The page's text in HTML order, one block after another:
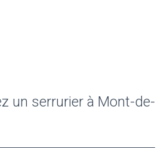
un serrurier à Mont-de-